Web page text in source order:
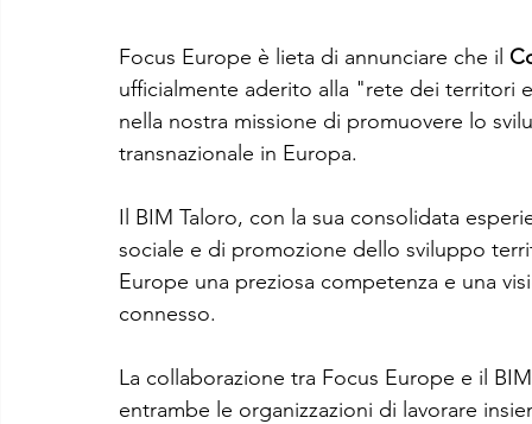
Focus Europe è lieta di annunciare che il
ufficialmente aderito alla "rete dei territori
nella nostra missione di promuovere lo
transnazionale in Europa.
Il BIM Taloro, con la sua consolidata
sociale e di promozione dello sviluppo
Europe una preziosa competenza e una
connesso.
La collaborazione tra Focus Europe e il
entrambe le organizzazioni di lavorare